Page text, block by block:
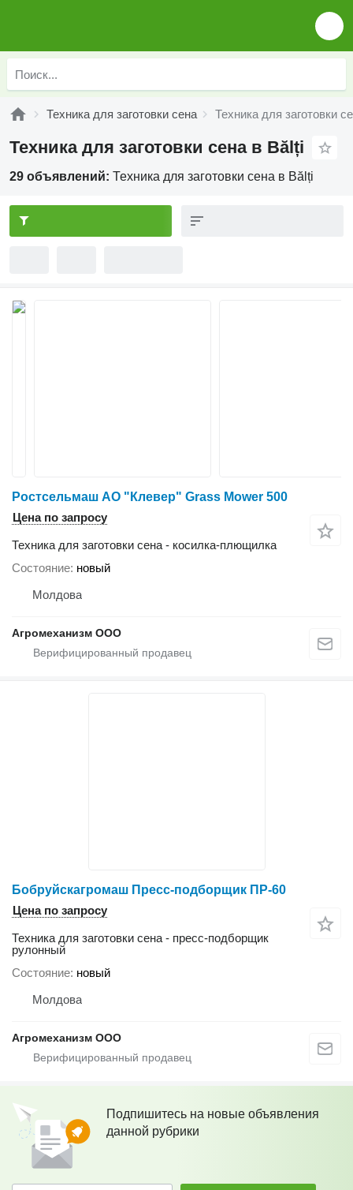
Техника для заготовки сена Техника для заготовки
Техника для заготовки сена в Bălți
29 объявлений: Техника для заготовки сена в Bălți
Ростсельмаш АО "Клевер" Grass Mower 500
Цена по запросу
Техника для заготовки сена - косилка-плющилка
Состояние новый
Молдова
Агромеханизм ООО
Бобруйскагромаш Пресс-подборщик ПР-60
Цена по запросу
Техника для заготовки сена - пресс-подборщик
рулонный
Состояние новый
Молдова
Агромеханизм ООО
Подпишитесь на новые объявления
данной рубрики